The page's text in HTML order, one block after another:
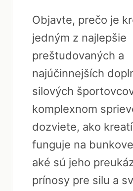
Objavte, prečo je
jedným z najlepšie
preštudovaných a
najúčinnejších
silových
komplexnom
dozviete, ako
funguje na
aké sú jeho
prínosy pre silu a